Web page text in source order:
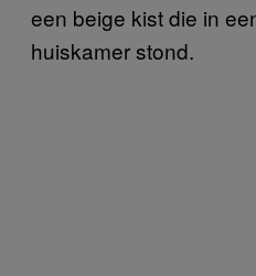
een beige kist die in
huiskamer stond.